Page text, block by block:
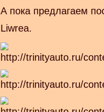
А пока предлагаем
Liwrea.